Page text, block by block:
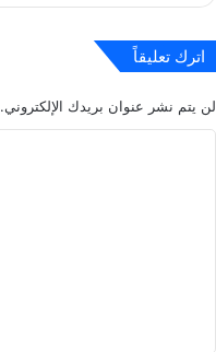
اترك تعليقاً
لن يتم نشر عنوان بريدك الإلكتروني.